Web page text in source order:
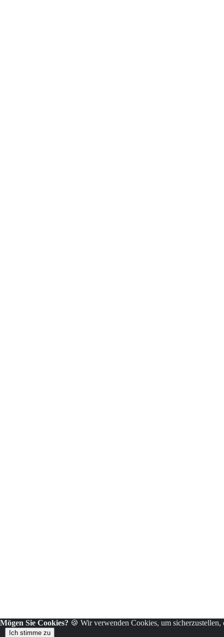
Mögen Sie Cookies? 🍪 Wir verwenden Cookies, um sicherzustellen,
Ich stimme zu